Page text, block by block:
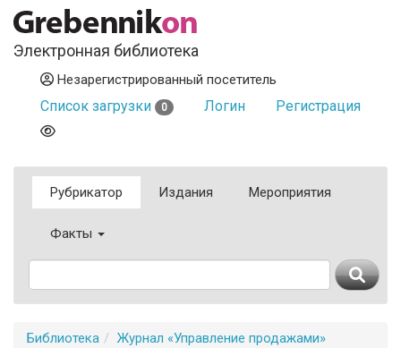
Электронная библиотека
Незарегистрированный посетитель
Список загрузки 0 Логин Регистрация
Рубрикатор Издания Мероприятия
Факты
Библиотека
Журнал «Управление продажами»